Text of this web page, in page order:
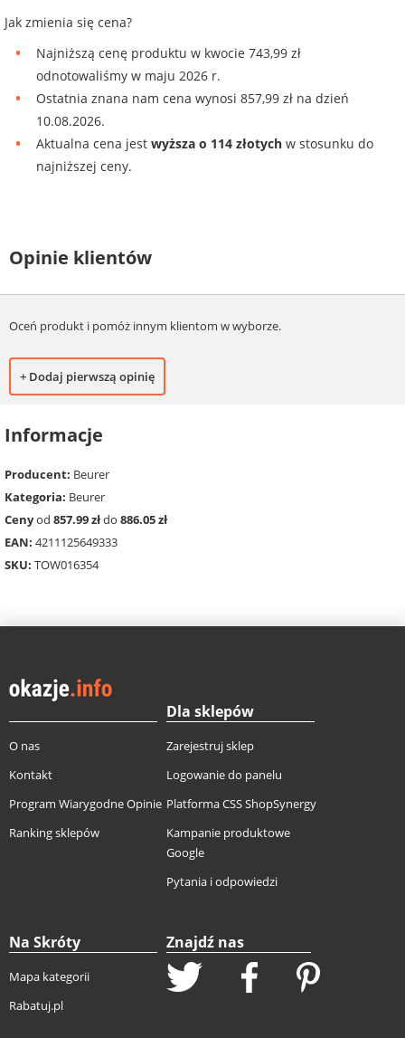
Jak zmienia się cena?
Najniższą cenę produktu w kwocie 743,99 zł
odnotowaliśmy w maju 2026 r.
Ostatnia znana nam cena wynosi 857,99 zł na dzień
10.08.2026.
Aktualna cena jest wyższa o 114 złotych w stosunku do
najniższej ceny.
Opinie klientów
Oceń produkt i pomóż innym klientom w wyborze.
+ Dodaj pierwszą opinię
Informacje
Producent: Beurer
Kategoria: Beurer
Cenyod 857.99 złdo 886.05 zł
EAN: 4211125649333
SKU: TOW016354
O nas
Kontakt
Program Wiarygodne Opinie
Ranking sklepów
Dla sklepów
Zarejestruj sklep
Logowanie do panelu
Platforma CSS ShopSynergy
Kampanie produktowe
Google
Pytania i odpowiedzi
Na Skróty
Mapa kategorii
Rabatuj.pl
Znajdź nas